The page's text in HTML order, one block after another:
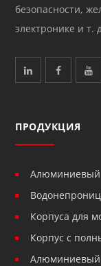
безопасности,
электронике и т.
ПРОДУКЦИЯ
Алюминиевый
Корпуса для
Корпус с
Алюминиевый